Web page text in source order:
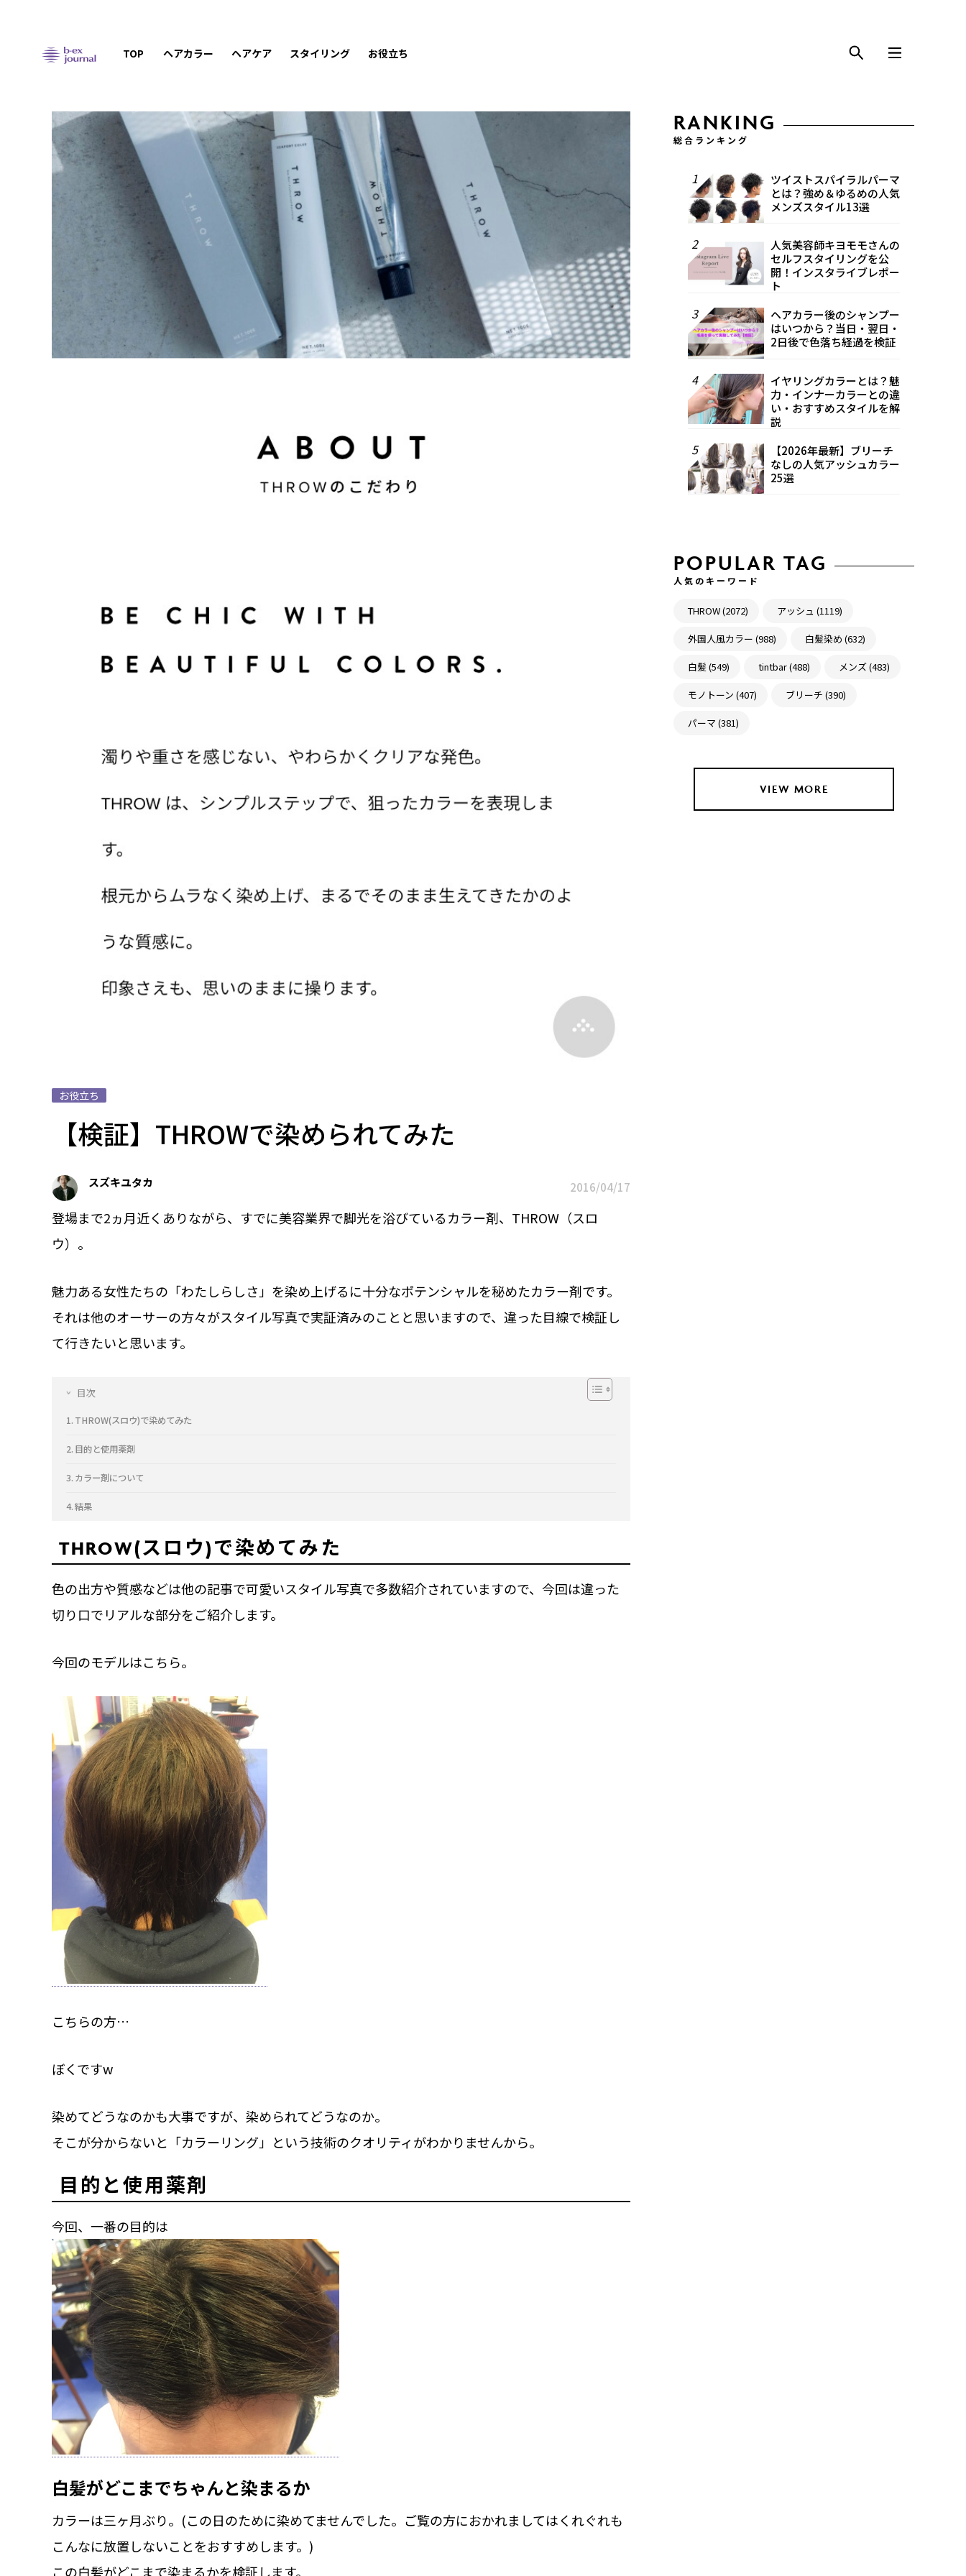
TOP ヘアカラー ヘアケア スタイリング お役立ち
お役立ち
【検証】THROWで染められてみた
スズキユタカ 2016/04/17
登場まで2ヵ月近くありながら、すでに美容業界で脚光を浴びているカラー剤、THROW（スロ
ウ）。
魅力ある女性たちの「わたしらしさ」を染め上げるに十分なポテンシャルを秘めたカラー剤です。
それは他のオーサーの方々がスタイル写真で実証済みのことと思いますので、違った目線で検証し
て行きたいと思います。
目次
THROW(スロウ)で染めてみた
目的と使用薬剤
カラー剤について
結果
THROW(スロウ)で染めてみた
色の出方や質感などは他の記事で可愛いスタイル写真で多数紹介されていますので、今回は違った
切り口でリアルな部分をご紹介します。
今回のモデルはこちら。
こちらの方…
ぼくですw
染めてどうなのかも大事ですが、染められてどうなのか。
そこが分からないと「カラーリング」という技術のクオリティがわかりませんから。
目的と使用薬剤
今回、一番の目的は
白髪がどこまでちゃんと染まるか
カラーは三ヶ月ぶり。(この日のために染めてませんでした。ご覧の方におかれましてはくれぐれも
こんなに放置しないことをおすすめします。)
この白髪がどこまで染まるかを検証します。
RANKING
総合ランキング
1
ツイストスパイラルパーマ
とは？強め＆ゆるめの人気
メンズスタイル13選
2
人気美容師キヨモモさんの
セルフスタイリングを公
開！インスタライブレポー
ト
3
ヘアカラー後のシャンプー
はいつから？当日・翌日・
2日後で色落ち経過を検証
4
イヤリングカラーとは？魅
力・インナーカラーとの違
い・おすすめスタイルを解
説
5
【2026年最新】ブリーチ
なしの人気アッシュカラー
25選
POPULAR TAG
人気のキーワード
THROW (2072) アッシュ (1119)
外国人風カラー (988) 白髪染め (632)
白髪 (549) tintbar (488) メンズ (483)
モノトーン (407) ブリーチ (390)
パーマ (381)
VIEW MORE